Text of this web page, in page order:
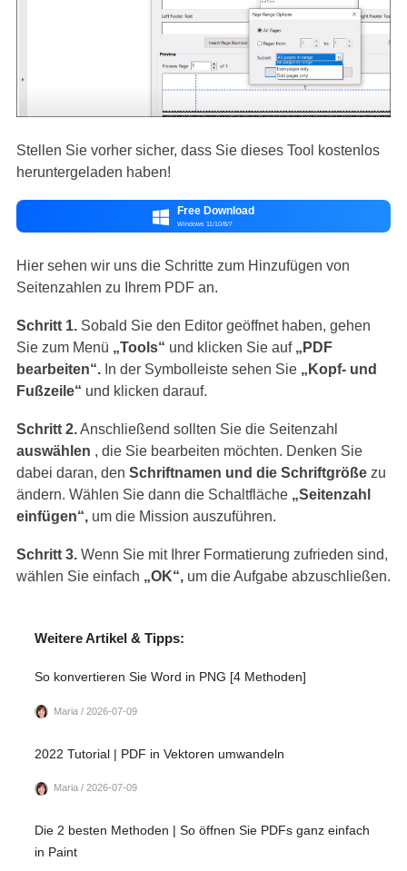
Stellen Sie vorher sicher, dass Sie dieses Tool kostenlos
heruntergeladen haben!
 Free Download
Windows 11/10/8/7
Hier sehen wir uns die Schritte zum Hinzufügen von
Seitenzahlen zu Ihrem PDF an.
Schritt 1.Sobald Sie den Editor geöffnet haben, gehen
Sie zum Menü „Tools“ und klicken Sie auf „PDF
bearbeiten“.In der Symbolleiste sehen Sie „Kopf- und
Fußzeile“ und klicken darauf.
Schritt 2.Anschließend sollten Sie die Seitenzahl
auswählen , die Sie bearbeiten möchten. Denken Sie
dabei daran, den Schriftnamen und die Schriftgrößezu
ändern. Wählen Sie dann die Schaltfläche „Seitenzahl
einfügen“,um die Mission auszuführen.
Schritt 3.Wenn Sie mit Ihrer Formatierung zufrieden sind,
wählen Sie einfach „OK“,um die Aufgabe abzuschließen.
Weitere Artikel & Tipps:
So konvertieren Sie Word in PNG [4 Methoden]
Maria / 2026-07-09
2022 Tutorial | PDF in Vektoren umwandeln
Maria / 2026-07-09
Die 2 besten Methoden | So öffnen Sie PDFs ganz einfach
in Paint